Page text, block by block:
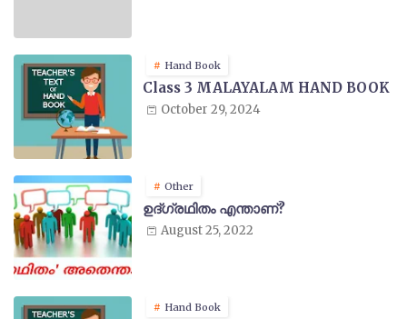
Hand Book
Class 3 MALAYALAM HAND BOOK
October 29, 2024
Other
ഉദ്ഗ്രഥിതം എന്താണ്?
August 25, 2022
Hand Book